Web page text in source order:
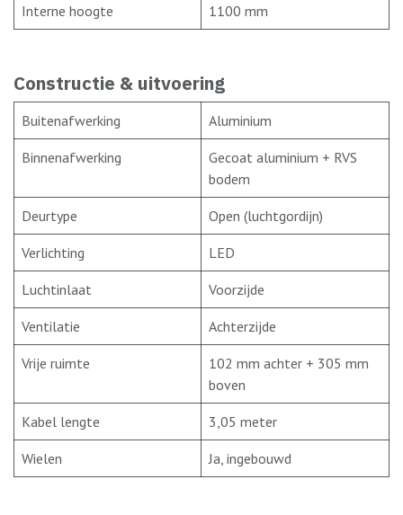
Interne hoogte 1100 mm
Constructie & uitvoering
Buitenafwerking Aluminium
Binnenafwerking
Gecoat aluminium + RVS
bodem
Deurtype Open (luchtgordijn)
Verlichting LED
Luchtinlaat Voorzijde
Ventilatie Achterzijde
Vrije ruimte
102 mm achter + 305 mm
boven
Kabel lengte 3,05 meter
Wielen Ja, ingebouwd